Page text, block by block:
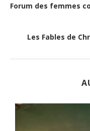
Forum des femmes
Les Fables de